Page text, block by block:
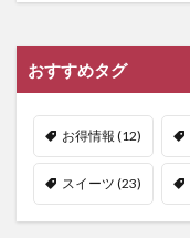
おすすめタグ
お得情報 (12)
スイーツ (23)